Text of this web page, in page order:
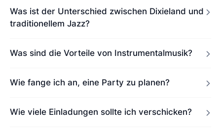
Was ist der Unterschied zwischen Dixieland und
traditionellem Jazz?
Was sind die Vorteile von Instrumentalmusik?
Wie fange ich an, eine Party zu planen?
Wie viele Einladungen sollte ich verschicken?